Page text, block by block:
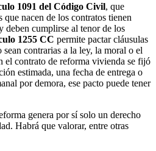
1091 del Código Civil, que
que nacen de los contratos tienen
deben cumplirse al tenor de los
1255 CC permite pactar cláusulas
contrarias a la ley, la moral o el
el contrato de reforma vivienda se fijó
estimada, una fecha de entrega o
por demora, ese pacto puede tener
genera por sí solo un derecho
Habrá que valorar, entre otras